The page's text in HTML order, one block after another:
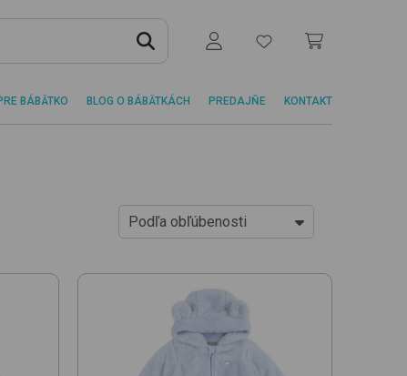
BÁBÄTKO BLOG O BÁBÄTKÁCH PREDAJŇE KONTAKT
Podľa obľúbenosti
Podľa obľúbenosti
Novinky
Od najlacnejšej jed. ceny